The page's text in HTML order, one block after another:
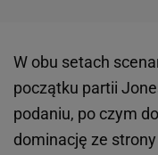
W obu setach
początku partii
podaniu, po czym
dominację ze